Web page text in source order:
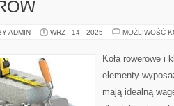
ADMIN WRZ - 14 - 2025 MOŻLIWOŚĆ
Koła rowerowe i
elementy
mają idealną